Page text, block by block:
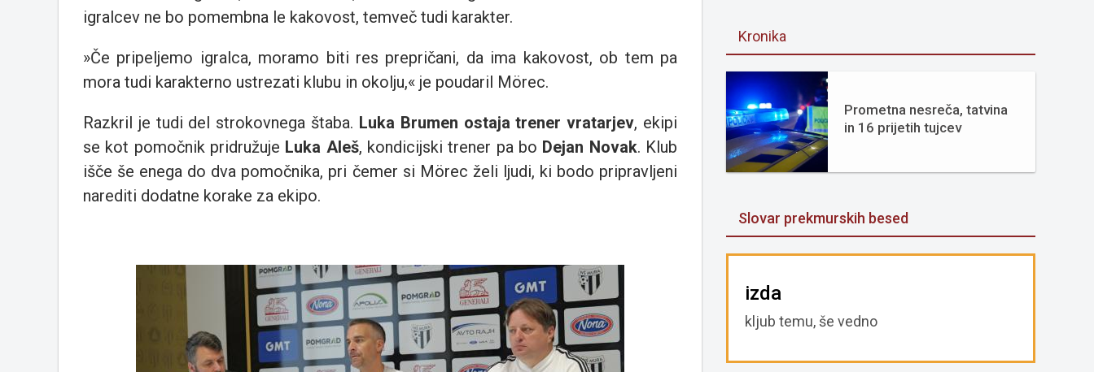
igralcev ne bo pomembna le kakovost, temveč tudi karakter.
»Če pripeljemo igralca, moramo biti res prepričani, da ima kakovost, ob tem pa
mora tudi karakterno ustrezati klubu in okolju,« je poudaril Mörec.
Razkril je tudi del strokovnega štaba. Luka Brumen ostaja trener vratarjev, ekipi
se kot pomočnik pridružuje Luka Aleš, kondicijski trener pa bo Dejan Novak. Klub
išče še enega do dva pomočnika, pri čemer si Mörec želi ljudi, ki bodo pripravljeni
narediti dodatne korake za ekipo.
Kronika
Prometna nesreča, tatvina
in 16 prijetih tujcev
Slovar prekmurskih besed
izda
kljub temu, še vedno